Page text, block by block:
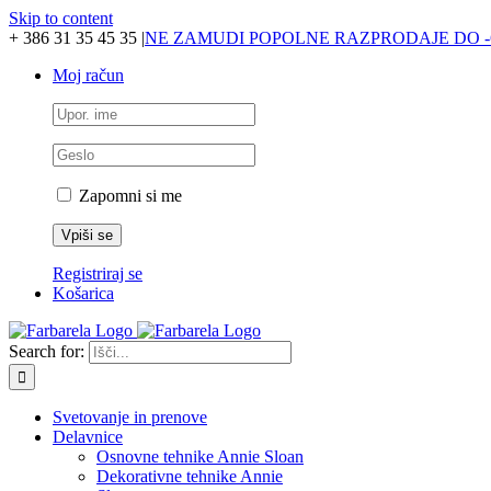
Skip to content
+ 386 31 35 45 35 |NE ZAMUDI POPOLNE RAZPRODAJE DO -
Moj račun
Zapomni si me
Registriraj se
Košarica
Search for:
Svetovanje in prenove
Delavnice
Osnovne tehnike Annie Sloan
Dekorativne tehnike Annie